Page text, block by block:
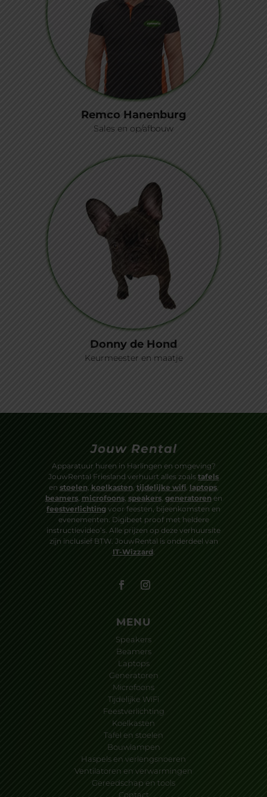
Remco Hanenburg
Sales en op/afbouw
Donny de Hond
Keurmeester en maatje
Jouw Rental
Apparatuur huren in Harlingen en omgeving?
JouwRental Friesland verhuurt alles zoals tafels
en stoelen, koelkasten, tijdelijke wifi, laptops,
beamers, microfoons, speakers, generatoren en
feestverlichting voor feesten, bijeenkomsten en
evenementen. Digibeet proof met heldere
instructievideo’s. Alle prijzen op deze verhuursite
zijn inclusief BTW. JouwRental is onderdeel van
IT-Wizzard.
MENU
Speakers
Beamers
Laptops
Generatoren
Microfoons
Tijdelijke WiFi
Feestverlichting
Koelkasten
Tafel en stoelen
Bouwlampen
Haspels en verlengsnoeren
Ventilatoren en verwarmingen
Gereedschap en tools
Contact